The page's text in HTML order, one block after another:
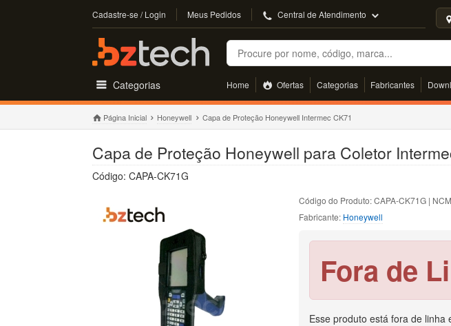
Cadastre-se / Login Meus Pedidos Central de Atendimento
Buscar
Categorias Home Ofertas Categorias Fabricantes
Página Inicial Honeywell Capa de Proteção Honeywell Intermec CK71
Capa de Proteção Honeywell para Coletor
Código: CAPA-CK71G
Código do Produto: CAPA-CK71G |
Fabricante: Honeywell
Fora de
Esse produto está fora de linha